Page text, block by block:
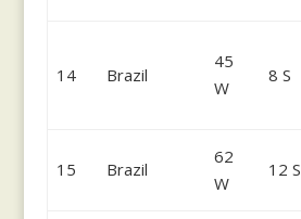
14 Brazil
45
W
8 S
15 Brazil
62
W
12 S